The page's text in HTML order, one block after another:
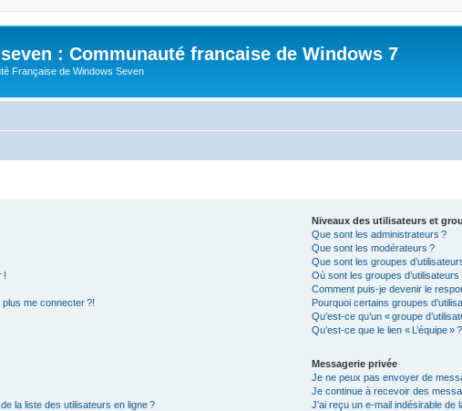
: Communauté francaise de Windows 7
Française de Windows Seven
!
me connecter ?!
la liste des utilisateurs en ligne ?
Niveaux des utilisateurs et
Que sont les administrateurs ?
Que sont les modérateurs ?
Que sont les groupes
Où sont les groupes
Comment puis-je devenir le
Pourquoi certains groupes
Qu’est-ce qu’un « groupe
Qu’est-ce que le lien « L’équipe » ?
Messagerie privée
Je ne peux pas envoyer de
Je continue à recevoir des
J’ai reçu un e-mail indésirable de